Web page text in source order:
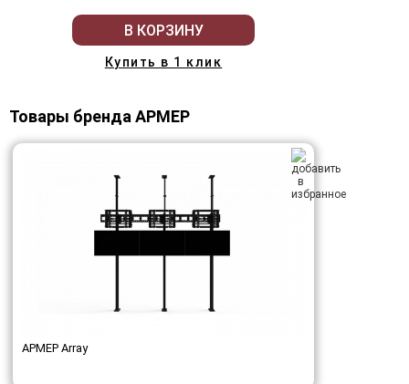
В КОРЗИНУ
Купить в 1 клик
Товары бренда АРМЕР
АРМЕР Array